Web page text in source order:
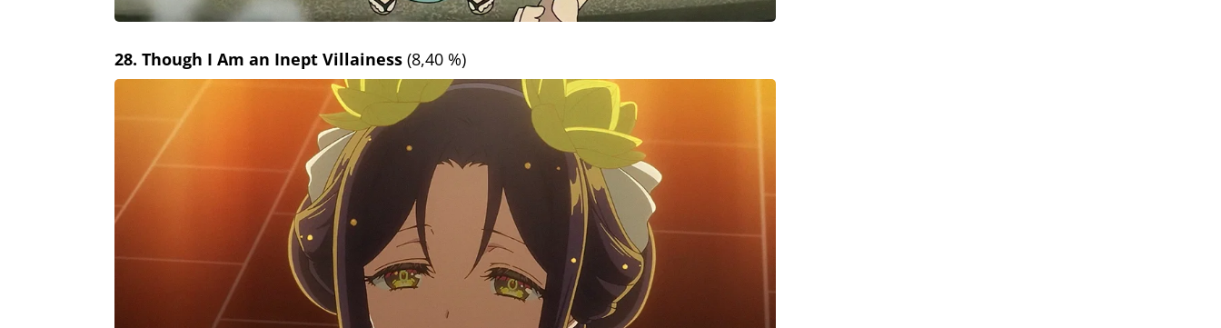
28. Though I Am an Inept Villainess (8,40 %)